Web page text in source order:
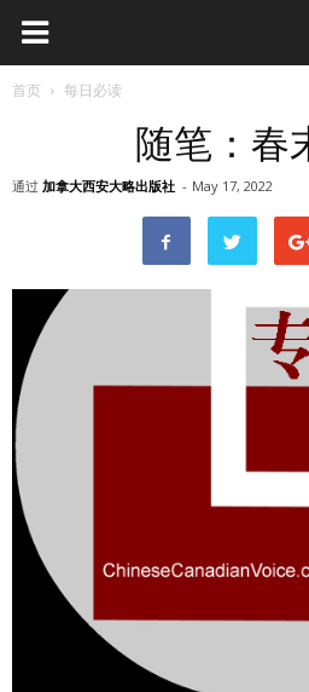
首页 每日必读
随笔：春
通过 加拿大西安大略出版社 - May 17, 2022